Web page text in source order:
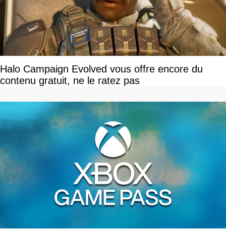
Halo Campaign Evolved vous offre encore du
contenu gratuit, ne le ratez pas